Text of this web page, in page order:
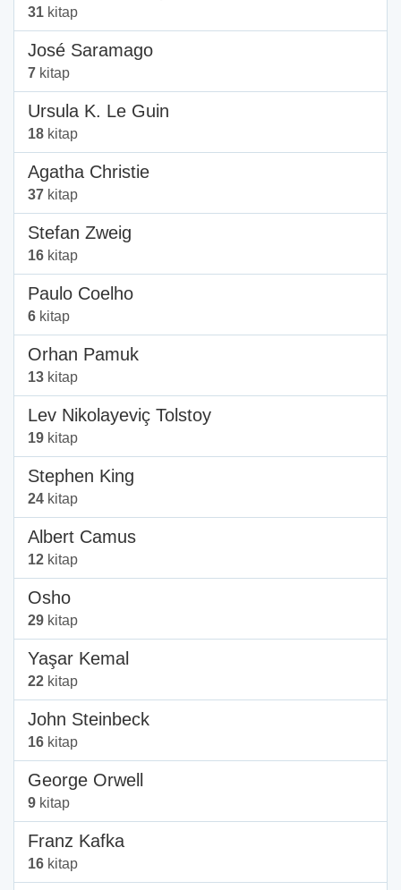
31 kitap
José Saramago
7 kitap
Ursula K. Le Guin
18 kitap
Agatha Christie
37 kitap
Stefan Zweig
16 kitap
Paulo Coelho
6 kitap
Orhan Pamuk
13 kitap
Lev Nikolayeviç Tolstoy
19 kitap
Stephen King
24 kitap
Albert Camus
12 kitap
Osho
29 kitap
Yaşar Kemal
22 kitap
John Steinbeck
16 kitap
George Orwell
9 kitap
Franz Kafka
16 kitap